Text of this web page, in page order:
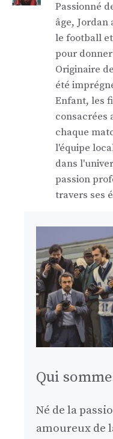
Passionné
âge, Jordan
le football
pour donner
Originaire
été
Enfant, les
consacrées
chaque
l'équipe
dans
passion
travers ses
Qui
Né de la
amoureux de